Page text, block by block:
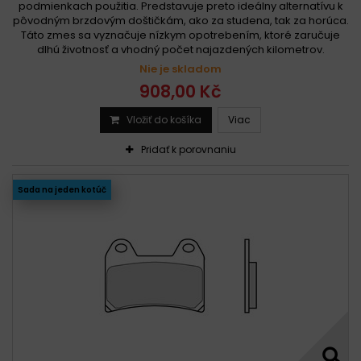
podmienkach použitia. Predstavuje preto ideálny alternatívu k
pôvodným brzdovým doštičkám, ako za studena, tak za horúca.
Táto zmes sa vyznačuje nízkym opotrebením, ktoré zaručuje
dlhú životnosť a vhodný počet najazdených kilometrov.
Nie je skladom
908,00 Kč
Vložiť do košíka Viac
Pridať k porovnaniu
Sada na jeden kotúč